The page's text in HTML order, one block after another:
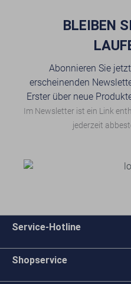
BLEIBEN
Abonnieren Sie
erscheinenden
Erster über neue
Im Newsletter ist ein Link
jederzeit
Service-Hotline
Shopservice